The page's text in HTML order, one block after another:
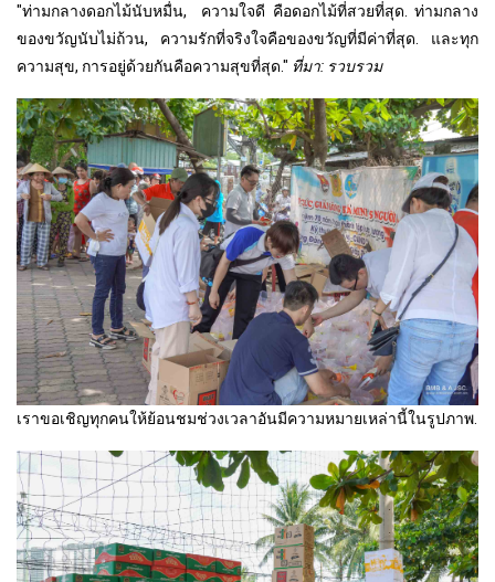
"ท่ามกลางดอกไม้นับหมื่น, ความใจดี คือดอกไม้ที่สวยที่สุด. ท่ามกลาง
ของขวัญนับไม่ถ้วน, ความรักที่จริงใจคือของขวัญที่มีค่าที่สุด. และทุก
ความสุข, การอยู่ด้วยกันคือความสุขที่สุด." ที่มา: รวบรวม
เราขอเชิญทุกคนให้ย้อนชมช่วงเวลาอันมีความหมายเหล่านี้ในรูปภาพ.